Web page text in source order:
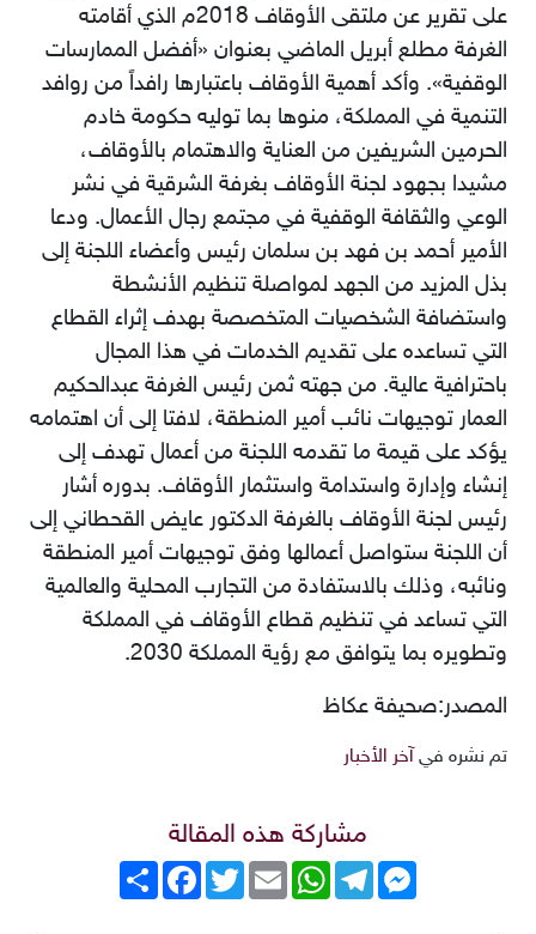
على تقرير عن ملتقى الأوقاف 2018م الذي أقامته
الغرفة مطلع أبريل الماضي بعنوان «أفضل الممارسات
الوقفية». وأكد أهمية الأوقاف باعتبارها ‏رافداً من روافد
التنمية في المملكة، منوها بما توليه حكومة خادم
الحرمين الشريفين من ‏العناية والاهتمام بالأوقاف،
مشيدا بجهود لجنة الأوقاف بغرفة الشرقية في نشر
الوعي والثقافة الوقفية في مجتمع رجال الأعمال. ودعا
الأمير أحمد بن فهد بن سلمان رئيس وأعضاء اللجنة إلى
بذل المزيد من الجهد لمواصلة تنظيم الأنشطة
واستضافة الشخصيات المتخصصة بهدف إثراء القطاع
التي تساعده على تقديم الخدمات في هذا المجال
باحترافية عالية. من جهته ثمن رئيس الغرفة عبدالحكيم
العمار توجيهات نائب أمير المنطقة، لافتا إلى أن اهتمامه
يؤكد على قيمة ما تقدمه اللجنة من أعمال تهدف إلى
إنشاء وإدارة واستدامة واستثمار الأوقاف. بدوره أشار
رئيس لجنة الأوقاف بالغرفة الدكتور عايض القحطاني إلى
أن اللجنة ستواصل أعمالها وفق توجيهات أمير المنطقة
ونائبه، وذلك بالاستفادة من التجارب المحلية والعالمية
التي تساعد في تنظيم قطاع الأوقاف في المملكة
وتطويره بما يتوافق مع رؤية المملكة 2030.
المصدر:صحيفة عكاظ
تم نشره في آخر الأخبار
مشاركة هذه المقالة
انشر
FacebookTwitterEmail
WhatsAppTelegram
Messenger